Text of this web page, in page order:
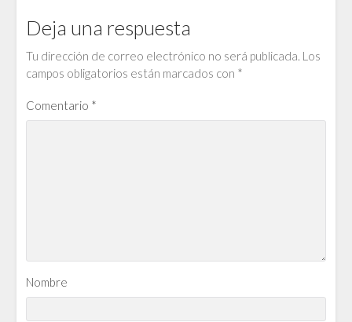
Deja una respuesta
Tu dirección de correo electrónico no será publicada. Los
campos obligatorios están marcados con *
Comentario *
Nombre